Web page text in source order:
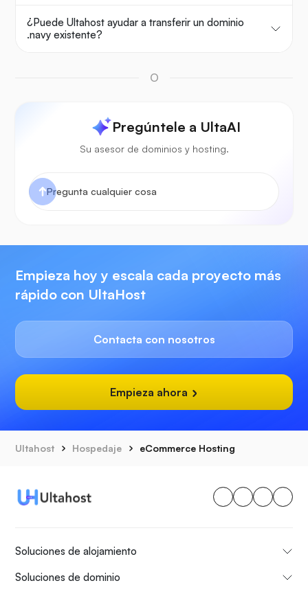
¿Puede Ultahost ayudar a transferir un dominio
.navy existente?
O
Pregúntele a UltaAI
Su asesor de dominios y hosting.
Empieza hoy y escala cada proyecto más
rápido con UltaHost
Contacta con nosotros
Empieza ahora
Ultahost Hospedaje eCommerce Hosting
Soluciones de alojamiento
Soluciones de dominio